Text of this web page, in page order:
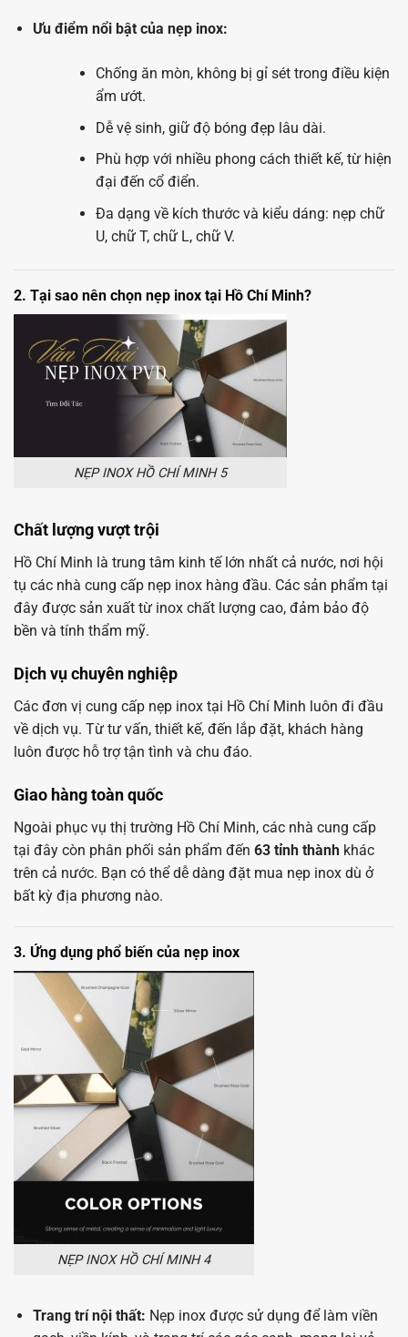
Ưu điểm nổi bật của nẹp inox:
Chống ăn mòn, không bị gỉ sét trong điều kiện
ẩm ướt.
Dễ vệ sinh, giữ độ bóng đẹp lâu dài.
Phù hợp với nhiều phong cách thiết kế, từ hiện
đại đến cổ điển.
Đa dạng về kích thước và kiểu dáng: nẹp chữ
U, chữ T, chữ L, chữ V.
2. Tại sao nên chọn nẹp inox tại Hồ Chí Minh?
NẸP INOX HỒ CHÍ MINH 5
Chất lượng vượt trội
Hồ Chí Minh là trung tâm kinh tế lớn nhất cả nước, nơi hội
tụ các nhà cung cấp nẹp inox hàng đầu. Các sản phẩm tại
đây được sản xuất từ inox chất lượng cao, đảm bảo độ
bền và tính thẩm mỹ.
Dịch vụ chuyên nghiệp
Các đơn vị cung cấp nẹp inox tại Hồ Chí Minh luôn đi đầu
về dịch vụ. Từ tư vấn, thiết kế, đến lắp đặt, khách hàng
luôn được hỗ trợ tận tình và chu đáo.
Giao hàng toàn quốc
Ngoài phục vụ thị trường Hồ Chí Minh, các nhà cung cấp
tại đây còn phân phối sản phẩm đến 63 tỉnh thành khác
trên cả nước. Bạn có thể dễ dàng đặt mua nẹp inox dù ở
bất kỳ địa phương nào.
3. Ứng dụng phổ biến của nẹp inox
NẸP INOX HỒ CHÍ MINH 4
Trang trí nội thất: Nẹp inox được sử dụng để làm viền